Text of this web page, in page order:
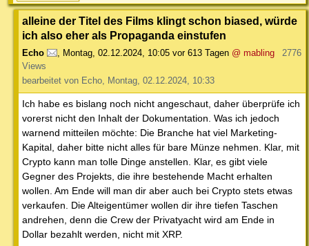
alleine der Titel des Films klingt schon biased, würde
ich also eher als Propaganda einstufen
Echo , Montag, 02.12.2024, 10:05 vor 613 Tagen @ mabling
2776
Views
bearbeitet von Echo, Montag, 02.12.2024, 10:33
Ich habe es bislang noch nicht angeschaut, daher überprüfe ich
vorerst nicht den Inhalt der Dokumentation. Was ich jedoch
warnend mitteilen möchte: Die Branche hat viel Marketing-
Kapital, daher bitte nicht alles für bare Münze nehmen. Klar, mit
Crypto kann man tolle Dinge anstellen. Klar, es gibt viele
Gegner des Projekts, die ihre bestehende Macht erhalten
wollen. Am Ende will man dir aber auch bei Crypto stets etwas
verkaufen. Die Alteigentümer wollen dir ihre tiefen Taschen
andrehen, denn die Crew der Privatyacht wird am Ende in
Dollar bezahlt werden, nicht mit XRP.